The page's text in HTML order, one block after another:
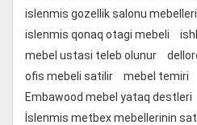
islenmis gozellik salonu mebelleri
islenmis qonaq otagi mebeli
mebel ustasi teleb olunur
ofis mebeli satilir
mebel temiri
Embawood mebel yataq destleri
İslenmis metbex mebellerinin